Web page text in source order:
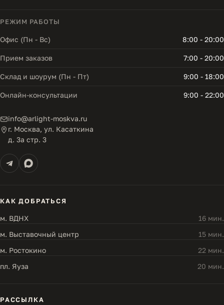
РЕЖИМ РАБОТЫ
Офис (Пн - Вс) 8:00 - 20:00
Прием заказов 7:00 - 20:00
Склад и шоурум (Пн - Пт) 9:00 - 18:00
Онлайн-консультации 9:00 - 22:00
info@arlight-moskva.ru
г. Москва, ул. Касаткина
д. 3а стр. 3
КАК ДОБРАТЬСЯ
м. ВДНХ
16 мин.
м. Выставочный центр
15 мин.
м. Ростокино
22 мин.
пл. Яуза
20 мин.
РАССЫЛКА